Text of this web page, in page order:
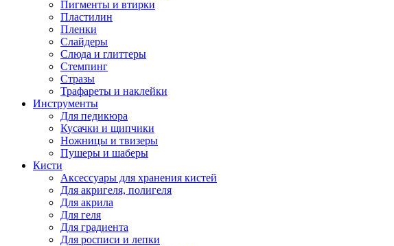
Пигменты и втирки
Пластилин
Пленки
Слайдеры
Слюда и глиттеры
Стемпинг
Стразы
Трафареты и наклейки
Инструменты
Для педикюра
Кусачки и щипчики
Ножницы и твизеры
Пушеры и шаберы
Кисти
Аксессуары для хранения кистей
Для акригеля, полигеля
Для акрила
Для геля
Для градиента
Для росписи и лепки